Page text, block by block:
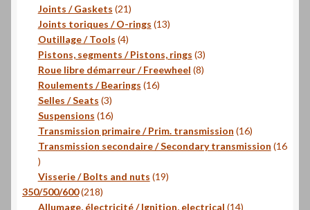
Joints / Gaskets 2121
produits
Joints toriques / O-rings 1313
Outillage / Tools 44
produits
Pistons, segments / Pistons, rings 33
produits
Roue libre démarreur / Freewheel 88
Roulements / Bearings 1616
Selles / Seats 33
produits
Suspensions 1616
produits
Transmission primaire / Prim. transmission 1616
produits
Transmission secondaire / Secondary transmission 16
16
produits
Visserie / Bolts and nuts 1919
350/500/600 218218
produits
Allumage, électricité / Ignition, electrical 1414